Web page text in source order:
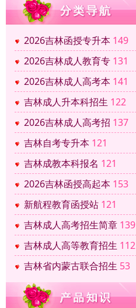
2026吉林函授专升本 149
2026吉林成人教育专 131
2026吉林成人高考本 141
吉林成人升本科招生 122
2026吉林成人高考招 137
吉林自考专升本 121
吉林成教本科报名 121
2026吉林函授高起本 153
新航程教育函授站 121
吉林成人高考招生简章 139
吉林成人高等教育招生 112
吉林省内蒙古联合招生 53